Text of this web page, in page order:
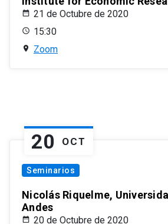
21 de Octubre de 2020
15:30
Zoom
20 OCT
Seminarios
Nicolás Riquelme,
Andes
20 de Octubre de 2020